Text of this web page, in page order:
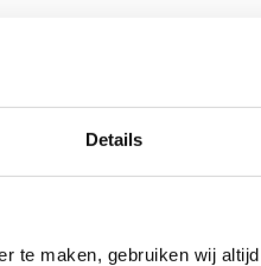
Details
te maken, gebruiken wij